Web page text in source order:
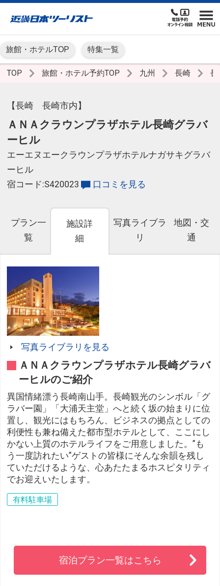
旅館・ホテルTOP 特集一覧
TOP 旅館・ホテル予約TOP 九州 長崎
【長崎 長崎市内】
ＡＮＡクラウンプラザホテル長崎グラバ
ーヒル
エーエヌエークラウンプラザホテルナガサキグラバ
ーヒル
宿コード:S420023
口コミを見る
プラン一
覧
施設詳
細
写真ライブラ
リ
地図・交
通
写真ライブラリを見る
ＡＮＡクラウンプラザホテル長崎グラバ
ーヒルのご紹介
異国情緒漂う長崎南山手。長崎観光のシンボル「グ
ラバー園」「大浦天主堂」へと続く坂の始まりに位
置し、観光にはもちろん、ビジネスの拠点としての
利便性も兼ね備えた都市型ホテルとして、ここにし
かない上質のホテルライフをご用意しました。”も
う一度訪れたい”ゲストの皆様にそんな余韻を残し
ていただけるような、心あたたまるホスピタリティ
でお迎えいたします。
有料駐車場
宿泊プラン一覧はこちら